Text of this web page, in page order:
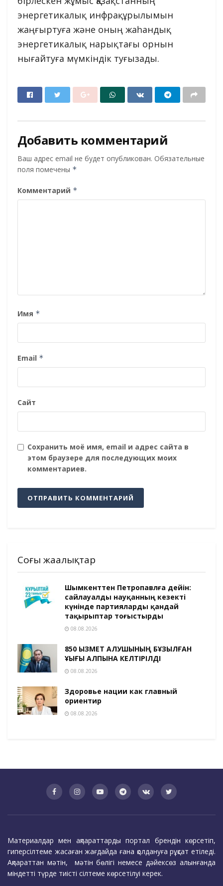
энергетикалық инфрақұрылымын
жаңғыртуға және оның жаһандық
энергетикалық нарықтағы орнын
нығайтуға мүмкіндік туғызады.
Добавить комментарий
Ваш адрес email не будет опубликован. Обязательные
поля помечены *
Комментарий *
Имя *
Email *
Сайт
Сохранить моё имя, email и адрес сайта в
этом браузере для последующих моих
комментариев.
Соңғы жаңалықтар
Шымкенттен Петропавлға дейін:
сайлауалды науқанның кезекті
күнінде партияларды қандай
тақырыптар тоғыстырды
08.08.2026
850 ҚЫЗМЕТ АЛУШЫНЫҢ БҰЗЫЛҒАН
ҚҰҚЫҒЫ ҚАЛПЫНА КЕЛТІРІЛДІ
08.08.2026
Здоровье нации как главный
ориентир
08.08.2026
Материалдар мен ақпараттарды портал брендін көрсетіп,
гиперсілтеме жасаған жағдайда ғана қолдануға рұқсат етіледі.
Ақпараттан мәтін, мәтін бөлігі немесе дәйексөз алынғанда
міндетті түрде тиісті сілтеме көрсетілуі керек.